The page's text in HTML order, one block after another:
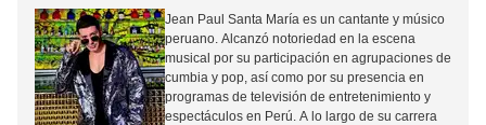
Jean Paul Santa María es un cantante y músico
peruano. Alcanzó notoriedad en la escena
musical por su participación en agrupaciones de
cumbia y pop, así como por su presencia en
programas de televisión de entretenimiento y
espectáculos en Perú. A lo largo de su carrera